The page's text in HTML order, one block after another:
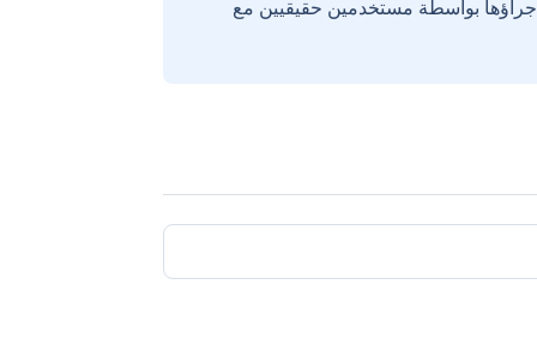
بواسطة مستخدمين حقيقيين مع